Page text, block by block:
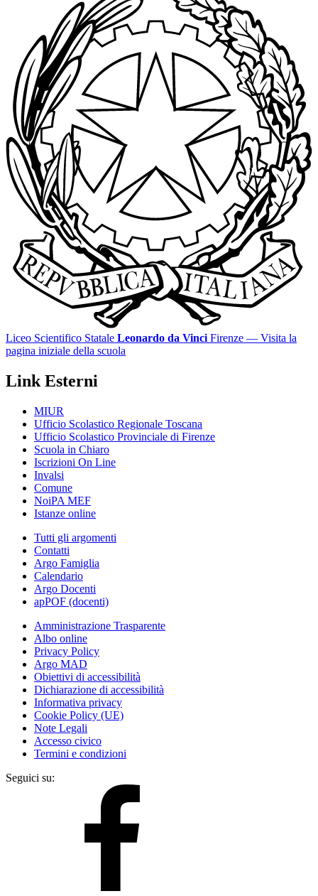
Liceo Scientifico Statale Leonardo da Vinci Firenze — Visita la
pagina iniziale della scuola
Link Esterni
MIUR
Ufficio Scolastico Regionale Toscana
Ufficio Scolastico Provinciale di Firenze
Scuola in Chiaro
Iscrizioni On Line
Invalsi
Comune
NoiPA MEF
Istanze online
Tutti gli argomenti
Contatti
Argo Famiglia
Calendario
Argo Docenti
apPOF (docenti)
Amministrazione Trasparente
Albo online
Privacy Policy
Argo MAD
Obiettivi di accessibilità
Dichiarazione di accessibilità
Informativa privacy
Cookie Policy (UE)
Note Legali
Accesso civico
Termini e condizioni
Seguici su: